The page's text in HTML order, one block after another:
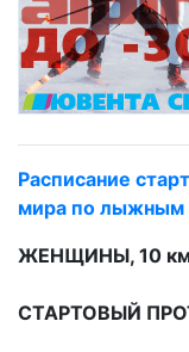
Расписание
мира по лыжным
ЖЕНЩИНЫ, 10
СТАРТОВЫЙ